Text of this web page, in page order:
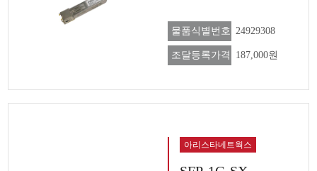
물품식별번호 24929308
조달등록가격 187,000원
아리스타네트웍스